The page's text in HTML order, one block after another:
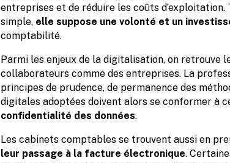
entreprises et de réduire les coûts
simple, elle suppose une volonté et un
comptabilité.
Parmi les enjeux de la digitalisation, on retrouve
collaborateurs comme des entreprises. La
principes de prudence, de permanence des
digitales adoptées doivent alors se conformer à
confidentialité des données.
Les cabinets comptables se trouvent aussi en
leur passage à la facture électronique.